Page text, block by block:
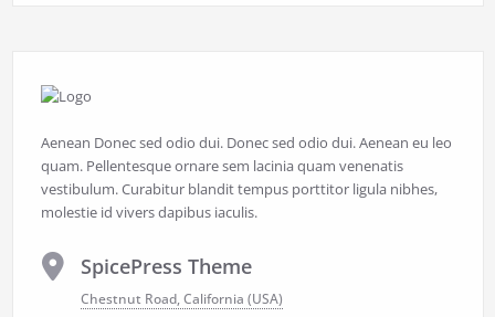
Aenean Donec sed odio dui. Donec sed odio dui. Aenean eu leo
quam. Pellentesque ornare sem lacinia quam venenatis
vestibulum. Curabitur blandit tempus porttitor ligula nibhes,
molestie id vivers dapibus iaculis.
SpicePress Theme
Chestnut Road, California (USA)